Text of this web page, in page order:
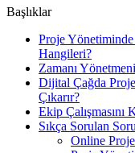
Başlıklar
Proje
Hangileri?
Zamanı
Dijital Çağda
Çıkarır?
Ekip Çalışmasını
Sıkça Sorulan
Online